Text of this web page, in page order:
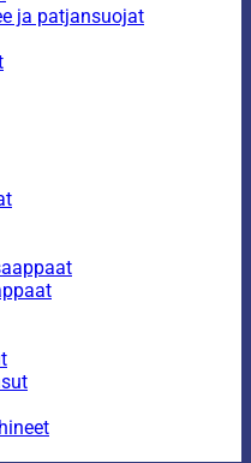
ja patjansuojat